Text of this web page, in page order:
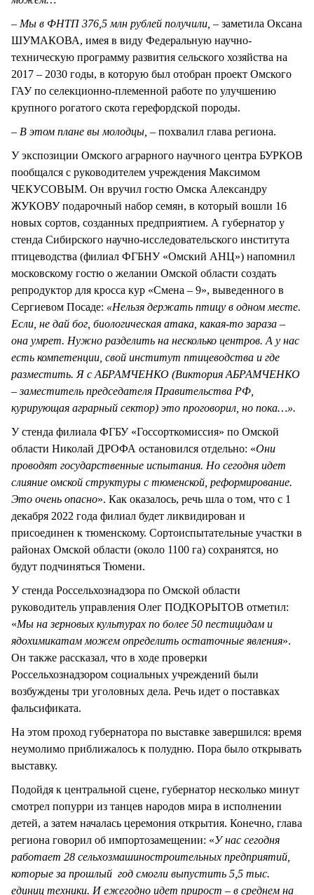
– Мы в ФНТП 376,5 млн рублей получили, – заметила Оксана
ШУМАКОВА, имея в виду Федеральную научно-
техническую программу развития сельского хозяйства на
2017 – 2030 годы, в которую был отобран проект Омского
ГАУ по селекционно-племенной работе по улучшению
крупного рогатого скота герефордской породы.
– В этом плане вы молодцы, – похвалил глава региона.
У экспозиции Омского аграрного научного центра БУРКОВ
пообщался с руководителем учреждения Максимом
ЧЕКУСОВЫМ. Он вручил гостю Омска Александру
ЖУКОВУ подарочный набор семян, в который вошли 16
новых сортов, созданных предприятием. А губернатор у
стенда Сибирского научно-исследовательского института
птицеводства (филиал ФГБНУ «Омский АНЦ») напомнил
московскому гостю о желании Омской области создать
репродуктор для кросса кур «Смена – 9», выведенного в
Сергиевом Посаде: «Нельзя держать птицу в одном месте.
Если, не дай бог, биологическая атака, какая-то зараза –
она умрет. Нужно разделить на несколько центров. А у нас
есть компетенции, свой институт птицеводства и где
разместить. Я с АБРАМЧЕНКО (Виктория АБРАМЧЕНКО
– заместитель председателя Правительства РФ,
курирующая аграрный сектор) это проговорил, но пока…».
У стенда филиала ФГБУ «Госсорткомиссия» по Омской
области Николай ДРОФА остановился отдельно: «Они
проводят государственные испытания. Но сегодня идет
слияние омской структуры с тюменской, реформирование.
Это очень опасно». Как оказалось, речь шла о том, что с 1
декабря 2022 года филиал будет ликвидирован и
присоединен к тюменскому. Сортоиспытательные участки в
районах Омской области (около 1100 га) сохранятся, но
будут подчиняться Тюмени.
У стенда Россельхознадзора по Омской области
руководитель управления Олег ПОДКОРЫТОВ отметил:
«Мы на зерновых культурах по более 50 пестицидам и
ядохимикатам можем определить остаточные явления».
Он также рассказал, что в ходе проверки
Россельхознадзором социальных учреждений были
возбуждены три уголовных дела. Речь идет о поставках
фальсификата.
На этом проход губернатора по выставке завершился: время
неумолимо приближалось к полудню. Пора было открывать
выставку.
Подойдя к центральной сцене, губернатор несколько минут
смотрел попурри из танцев народов мира в исполнении
детей, а затем началась церемония открытия. Конечно, глава
региона говорил об импортозамещении: «У нас сегодня
работает 28 сельхозмашиностроительных предприятий,
которые за прошлый год смогли выпустить 5,5 тыс.
единиц техники. И ежегодно идет прирост – в среднем на